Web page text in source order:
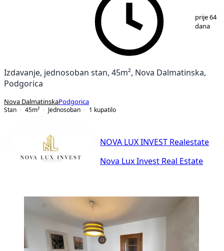
prije 64
dana
Izdavanje, jednosoban stan, 45m², Nova Dalmatinska,
Podgorica
Nova DalmatinskaPodgorica
Stan
45m² Jednosoban 1 kupatilo
NOVA LUX INVEST Realestate
Nova Lux Invest Real Estate